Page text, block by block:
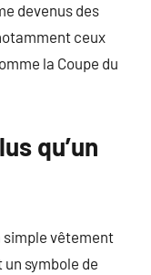
devenus des
ceux
la Coupe du
qu’un
simple vêtement
un symbole de